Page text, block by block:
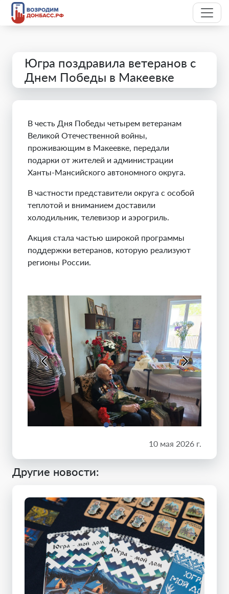
Югра поздравила ветеранов с
Днем Победы в Макеевке
В честь Дня Победы четырем ветеранам
Великой Отечественной войны,
проживающим в Макеевке, передали
подарки от жителей и администрации
Ханты-Мансийского автономного округа.
В частности представители округа с особой
теплотой и вниманием доставили
холодильник, телевизор и аэрогриль.
Акция стала частью широкой программы
поддержки ветеранов, которую реализуют
регионы России.
10 мая 2026 г.
Другие новости: